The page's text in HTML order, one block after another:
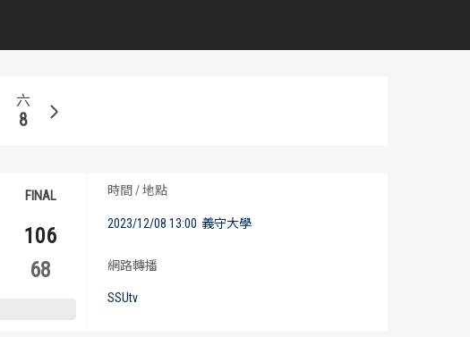
六
8
106
68
時間 / 地點
2023/12/08 13:00 義守大學
網路轉播
SSUtv